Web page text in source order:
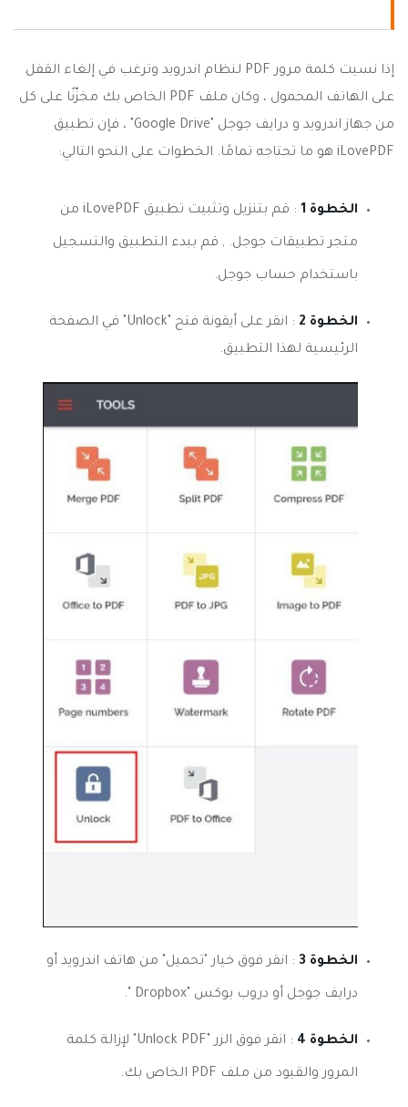
إذا نسيت كلمة مرور PDF لنظام اندرويد وترغب في إلغاء القفل
على الهاتف المحمول ، وكان ملف PDF الخاص بك مخزّنًا على كل
من جهاز اندرويد و درايف جوجل "Google Drive" ، فإن تطبيق
iLovePDF هو ما تحتاجه تمامًا. الخطوات على النحو التالي:
الخطوة 1 : قم بتنزيل وتثبيت تطبيق iLovePDF من
متجر تطبيقات جوجل. , قم ببدء التطبيق والتسجيل
باستخدام حساب جوجل.
الخطوة 2
: انقر على أيقونة فتح "Unlock" في الصفحة
الرئيسية لهذا التطبيق.
الخطوة 3 : انقر فوق خيار "تحميل" من هاتف اندرويد أو
درايف جوجل أو دروب بوكس "Dropbox ".
الخطوة 4 : انقر فوق الزر "Unlock PDF" لإزالة كلمة
المرور والقيود من ملف PDF الخاص بك.